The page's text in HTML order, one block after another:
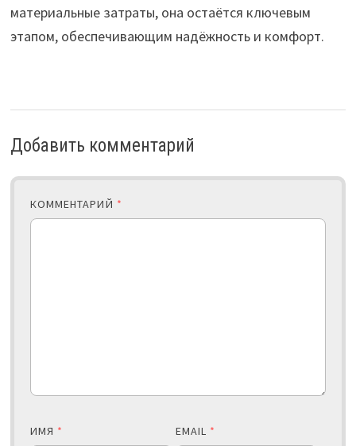
материальные затраты, она остаётся ключевым
этапом, обеспечивающим надёжность и комфорт.
Добавить комментарий
КОММЕНТАРИЙ *
ИМЯ * EMAIL *